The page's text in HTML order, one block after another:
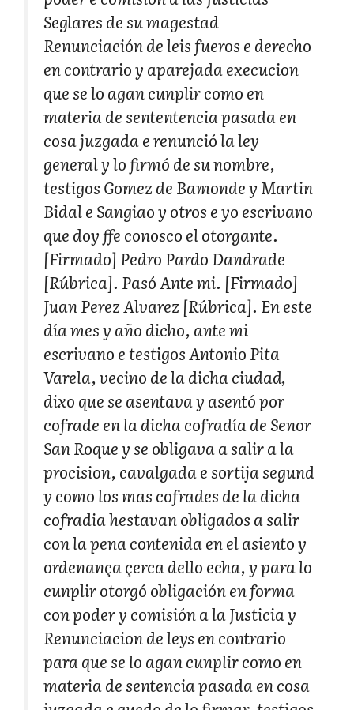
Seglares de su magestad
Renunciación de leis fueros e derecho
en contrario y aparejada execucion
que se lo agan cunplir como en
materia de sententencia pasada en
cosa juzgada e renunció la ley
general y lo firmó de su nombre,
testigos Gomez de Bamonde y Martin
Bidal e Sangiao y otros e yo escrivano
que doy ffe conosco el otorgante.
[Firmado] Pedro Pardo Dandrade
[Rúbrica]. Pasó Ante mi. [Firmado]
Juan Perez Alvarez [Rúbrica]. En este
día mes y año dicho, ante mi
escrivano e testigos Antonio Pita
Varela, vecino de la dicha ciudad,
dixo que se asentava y asentó por
cofrade en la dicha cofradía de Senor
San Roque y se obligava a salir a la
procision, cavalgada e sortija segund
y como los mas cofrades de la dicha
cofradia hestavan obligados a salir
con la pena contenida en el asiento y
ordenança çerca dello echa, y para lo
cunplir otorgó obligación en forma
con poder y comisión a la Justicia y
Renunciacion de leys en contrario
para que se lo agan cunplir como en
materia de sentencia pasada en cosa